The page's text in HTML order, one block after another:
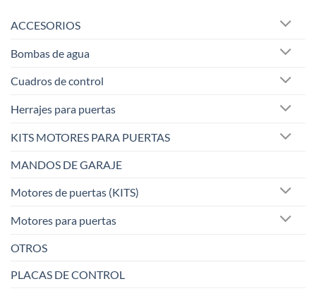
ACCESORIOS
Bombas de agua
Cuadros de control
Herrajes para puertas
KITS MOTORES PARA PUERTAS
MANDOS DE GARAJE
Motores de puertas (KITS)
Motores para puertas
OTROS
PLACAS DE CONTROL